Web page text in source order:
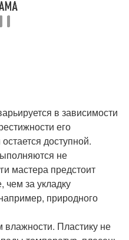
в зависимости
его
доступной.
не
мастера предстоит
чем за укладку
природного
влажности. Пластику не